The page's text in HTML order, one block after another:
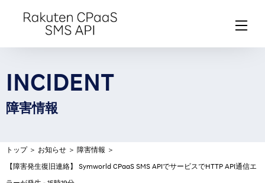
INCIDENT
障害情報
トップ ＞ お知らせ ＞ 障害情報 ＞
【障害発生復旧連絡】 Symworld CPaaS SMS APIでサービスでHTTP API通信エ